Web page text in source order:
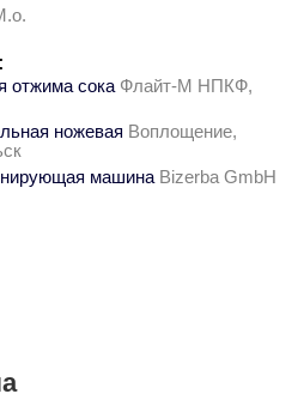
отжима сока Флайт-М НПКФ,
ножевая Воплощение,
машина Bizerba GmbH